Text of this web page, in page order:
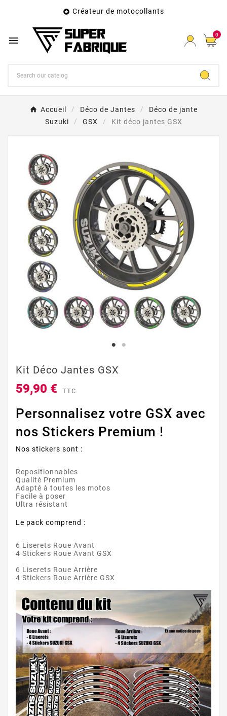
 Créateur de motocollants
 0
Accueil Déco de Jantes
Déco de jante
Suzuki
GSX Kit déco jantes GSX
Kit Déco Jantes GSX
59,90 € TTC
Personnalisez votre GSX avec
nos Stickers Premium !
Nos stickers sont :
Repositionnables
Qualité Premium
Adapté à toutes les motos
Facile à poser
Ultra résistant
Le pack comprend :
6 Liserets Roue Avant
4 Stickers Roue Avant GSX
6 Liserets Roue Arrière
4 Stickers Roue Arrière GSX